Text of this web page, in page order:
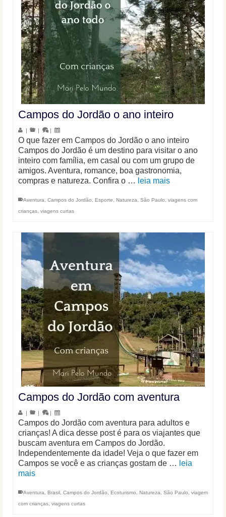
Campos do Jordão o ano inteiro
| | |
O que fazer em Campos do Jordão o ano inteiro
Campos do Jordão é um destino para visitar o ano
inteiro com família, em casal ou com um grupo de
amigos. Aventura, romance, boa gastronomia,
compras e natureza. Confira o … leia mais
Aventura Campos do Jordão Esporte Natureza São Paulo
viagens com
crianças viagens curtas
Campos do Jordão com aventura
| | |
Campos do Jordão com aventura para adultos e
crianças! A dica desse post é para os viajantes que
buscam aventura em Campos do Jordão.
Independentemente da idade! Veja o que fazer em
Campos se você e as crianças gostam de … leia
mais
Aventura Brasil Campos do Jordão Ecoturismo Natureza São Paulo
viagem
com crianças viagens curtas